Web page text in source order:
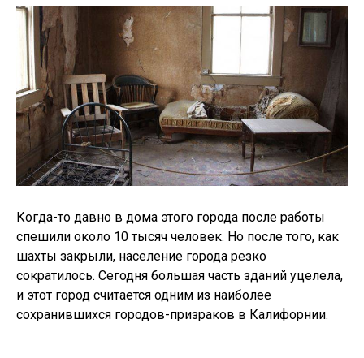
Когда-то давно в дома этого города после работы
спешили около 10 тысяч человек. Но после того, как
шахты закрыли, население города резко
сократилось. Сегодня большая часть зданий уцелела,
и этот город считается одним из наиболее
сохранившихся городов-призраков в Калифорнии.